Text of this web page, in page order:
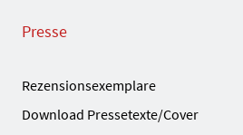
Presse
Rezensionsexemplare
Download Pressetexte/Cover